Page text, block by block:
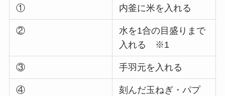
① 内釜に米を入れる
②
水を1合の目盛りまで
入れる ※1
③ 手羽元を入れる
④
刻んだ玉ねぎ・パプ